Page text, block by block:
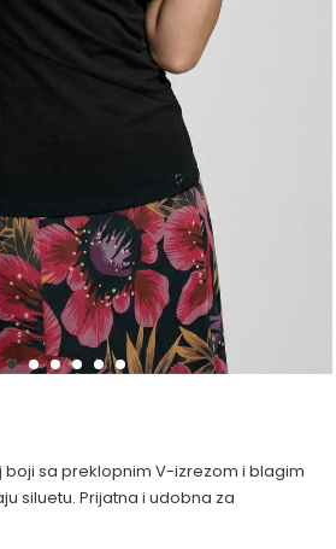
1 2 3 4 5 6
boji sa preklopnim V-izrezom i blagim
siluetu. Prijatna i udobna za